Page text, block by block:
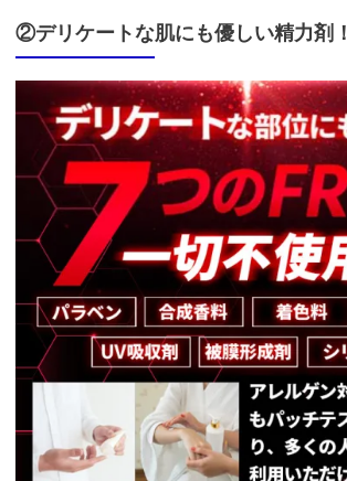
②デリケートな肌にも優しい精力剤！
https://fam-
ad.com/ad/p/r?
_site=67781&_article=17998